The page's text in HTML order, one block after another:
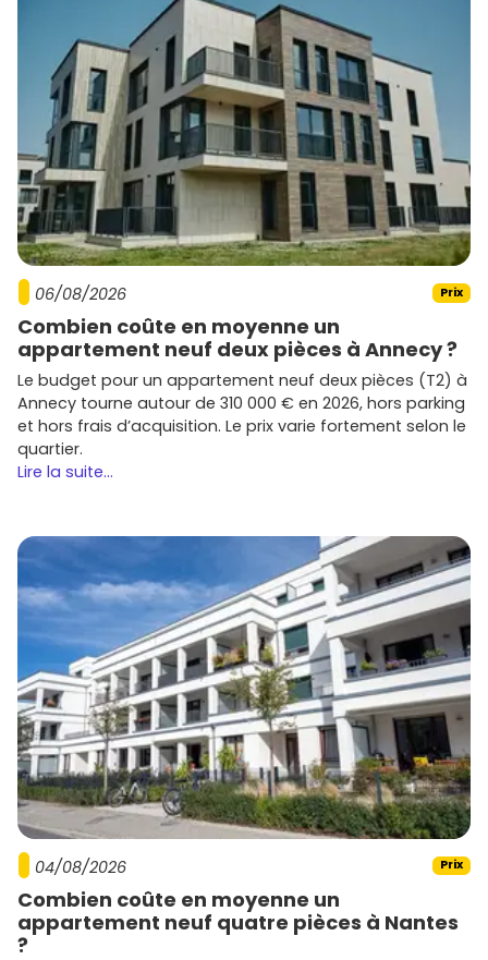
06/08/2026 Prix
Combien coûte en moyenne un
appartement neuf deux pièces à Annecy ?
Le budget pour un appartement neuf deux pièces (T2) à
Annecy tourne autour de 310 000 € en 2026, hors parking
et hors frais d’acquisition. Le prix varie fortement selon le
quartier.
Lire la suite...
04/08/2026 Prix
Combien coûte en moyenne un
appartement neuf quatre pièces à Nantes
?